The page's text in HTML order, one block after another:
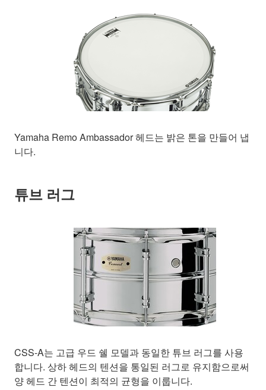
Yamaha Remo Ambassador 헤드는 밝은 톤을 만들어 냅
니다.
튜브 러그
CSS-A는 고급 우드 쉘 모델과 동일한 튜브 러그를 사용
합니다. 상하 헤드의 텐션을 통일된 러그로 유지함으로써
양 헤드 간 텐션이 최적의 균형을 이룹니다.